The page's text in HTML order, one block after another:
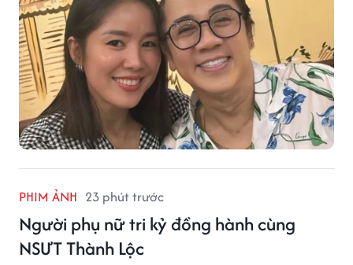
PHIM ẢNH 23 phút trước
Người phụ nữ tri kỷ đồng hành cùng
NSƯT Thành Lộc